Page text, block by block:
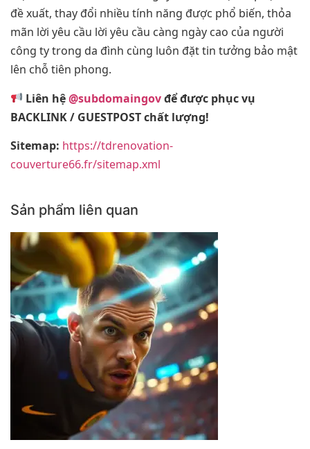
đề xuất, thay đổi nhiều tính năng được phổ biến, thỏa
mãn lời yêu cầu lời yêu cầu càng ngày cao của người
công ty trong da đình cùng luôn đặt tin tưởng bảo mật
lên chỗ tiên phong.
Liên hệ@subdomaingovđể được phục vụ
BACKLINK / GUESTPOST chất lượng!
Sitemap: https://tdrenovation-
couverture66.fr/sitemap.xml
Sản phẩm liên quan